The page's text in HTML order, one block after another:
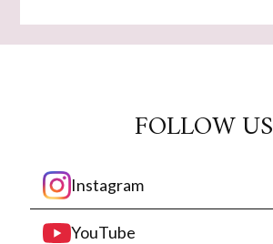
FOLLOW US
Instagram
YouTube